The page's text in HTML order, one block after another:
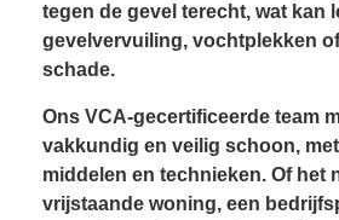
tegen de gevel terecht, wat kan
gevelvervuiling, vochtplekken
schade.
Ons VCA-gecertificeerde team
vakkundig en veilig schoon,
middelen en technieken. Of het
vrijstaande woning, een